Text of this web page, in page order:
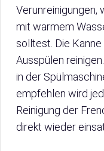
Verunreinigungen,
mit warmem
solltest. Die
Ausspülen
in der
empfehlen wird
Reinigung der
direkt wieder